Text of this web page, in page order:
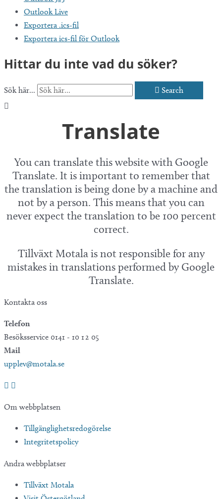
Outlook Live
Exportera .ics-fil
Exportera ics-fil för Outlook
Hittar du inte vad du söker?
Sök här... Search
Translate
You can translate this website with Google
Translate. It is important to remember that
the translation is being done by a machine and
not by a person. This means that you can
never expect the translation to be 100 percent
correct.
Tillväxt Motala is not responsible for any
mistakes in translations performed by Google
Translate.
Kontakta oss
Telefon
Besöksservice 0141 - 10 1 2 05
Mail
upplev@motala.se
Om webbplatsen
Tillgänglighetsredogörelse
Integritetspolicy
Andra webbplatser
Tillväxt Motala